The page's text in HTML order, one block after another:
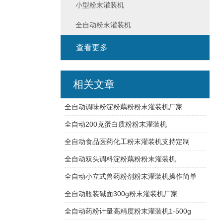
小型粉末灌装机
全自动粉末灌装机
查看更多
相关文章
全自动调味粉淀粉藕粉粉末灌装机厂家
全自动200克蛋白质粉粉末灌装机
全自动食品医药化工粉末灌装机支持定制
全自动双头调料淀粉藕粉粉末灌装机
全自动小立式兽药粉剂粉末灌装机操作简单
全自动瓶装碱面300g粉末灌装机厂家
全自动药粉计量高精度粉末灌装机1-500g